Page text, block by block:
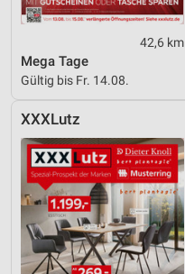
42,6 km
Mega Tage
Gültig bis Fr. 14.08.
XXXLutz